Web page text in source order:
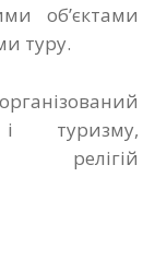
об’єктами
туру.
туризму,
релігій